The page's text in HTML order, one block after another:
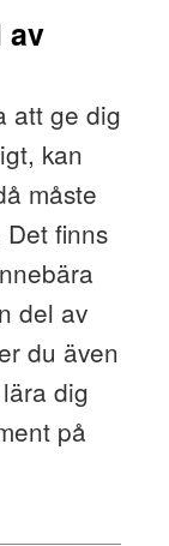
av
att ge dig
kan
måste
finns
del av
du även
dig
på